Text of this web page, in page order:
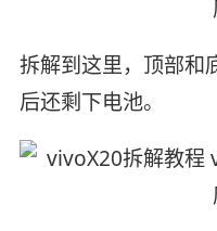
拆解到这里，顶部和
后还剩下电池。